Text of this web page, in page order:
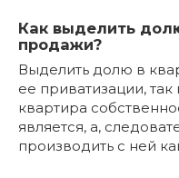
Как выделить
продажи?
Выделить долю в
ее приватизации,
квартира
является, а,
производить с ней